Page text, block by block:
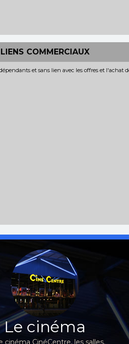
LIENS COMMERCIAUX
et sans lien avec les offres et l'achat
Le cinéma
cinéma CinéCentre, les salles,